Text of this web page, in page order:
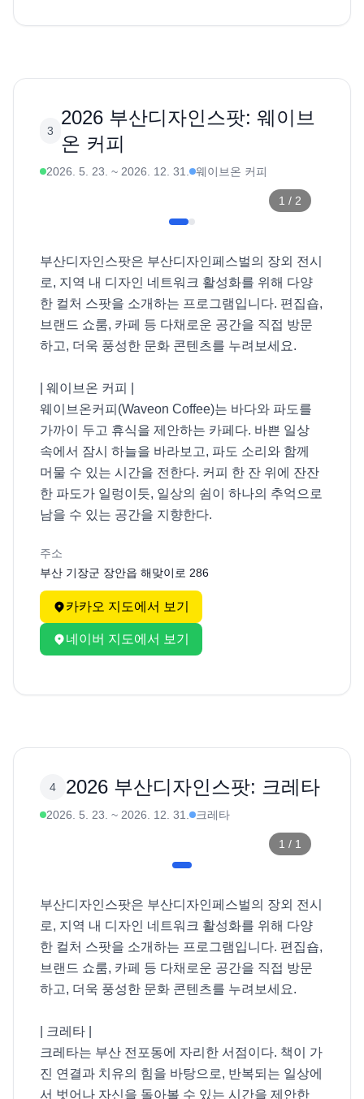
3
2026 부산디자인스팟: 웨이브
온 커피
2026. 5. 23. ~ 2026. 12. 31. 웨이브온 커피
1 / 2
부산디자인스팟은 부산디자인페스벌의 장외 전시
로, 지역 내 디자인 네트워크 활성화를 위해 다양
한 컬처 스팟을 소개하는 프로그램입니다. 편집숍,
브랜드 쇼룸, 카페 등 다채로운 공간을 직접 방문
하고, 더욱 풍성한 문화 콘텐츠를 누려보세요.
| 웨이브온 커피 |
웨이브온커피(Waveon Coffee)는 바다와 파도를
가까이 두고 휴식을 제안하는 카페다. 바쁜 일상
속에서 잠시 하늘을 바라보고, 파도 소리와 함께
머물 수 있는 시간을 전한다. 커피 한 잔 위에 잔잔
한 파도가 일렁이듯, 일상의 쉼이 하나의 추억으로
남을 수 있는 공간을 지향한다.
주소
부산 기장군 장안읍 해맞이로 286
카카오 지도에서 보기
네이버 지도에서 보기
4 2026 부산디자인스팟: 크레타
2026. 5. 23. ~ 2026. 12. 31. 크레타
1 / 1
부산디자인스팟은 부산디자인페스벌의 장외 전시
로, 지역 내 디자인 네트워크 활성화를 위해 다양
한 컬처 스팟을 소개하는 프로그램입니다. 편집숍,
브랜드 쇼룸, 카페 등 다채로운 공간을 직접 방문
하고, 더욱 풍성한 문화 콘텐츠를 누려보세요.
| 크레타 |
크레타는 부산 전포동에 자리한 서점이다. 책이 가
진 연결과 치유의 힘을 바탕으로, 반복되는 일상에
서 벗어나 자신을 돌아볼 수 있는 시간을 제안한